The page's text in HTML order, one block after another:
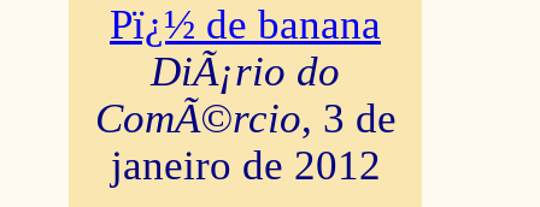
Pï¿½ de banana
DiÃ¡rio do
ComÃ©rcio, 3 de
janeiro de 2012